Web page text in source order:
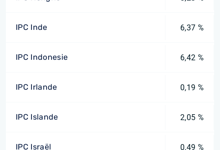
IPC Inde 6,37 %
IPC Indonesie 6,42 %
IPC Irlande 0,19 %
IPC Islande 2,05 %
IPC Israël 0,49 %